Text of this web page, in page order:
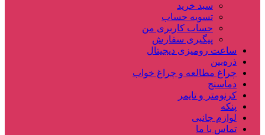
سبد خرید
تسویه حساب
حساب کاربری من
پیگیری سفارش
ساعت‌ رومیزی دیجیتال
ذره‌بین‌
چراغ مطالعه و چراغ خواب
دماسنج‌
کرنومتر و تایمر
پنکه
لوازم جانبی
تماس با ما